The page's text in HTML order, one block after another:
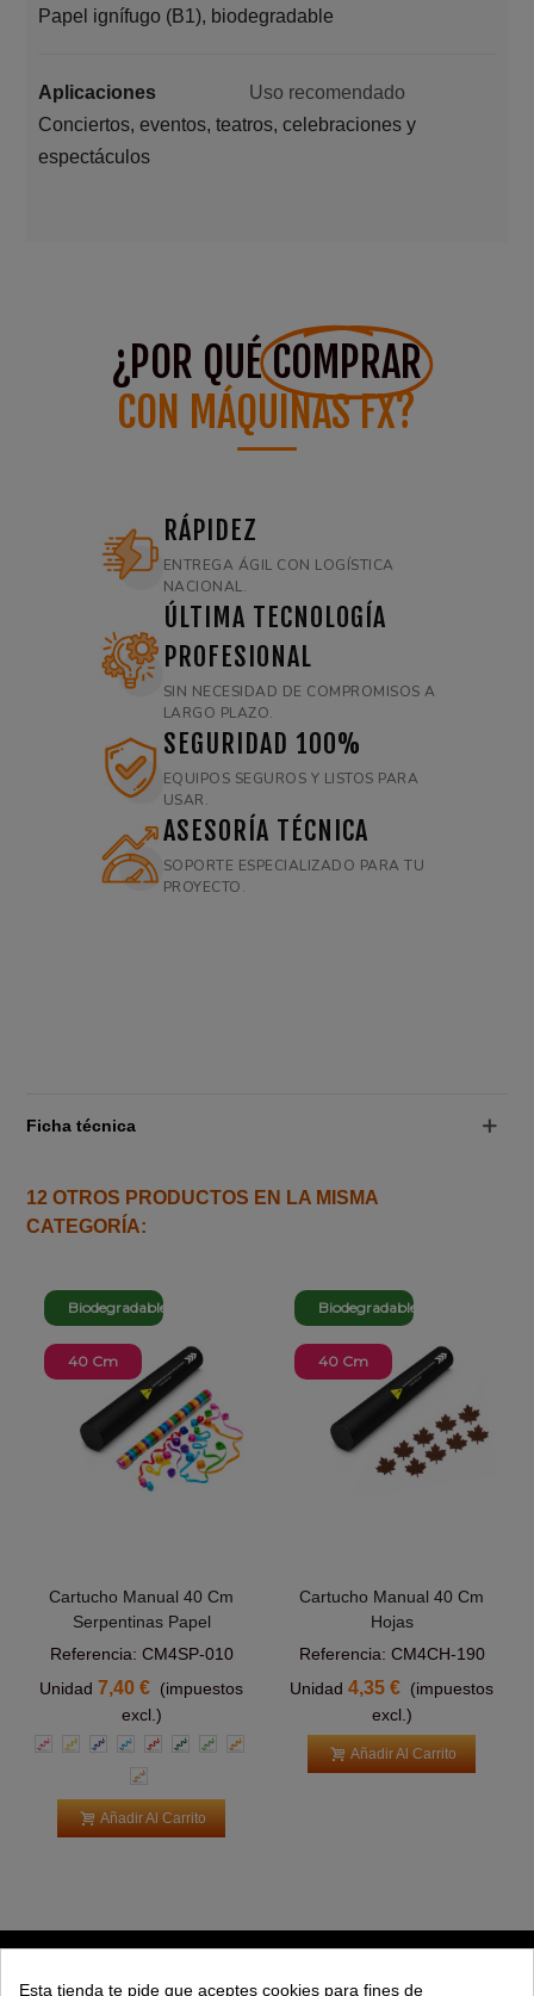
Papel ignífugo (B1), biodegradable
Aplicaciones
Uso recomendado
Conciertos, eventos, teatros, celebraciones y
espectáculos
¿POR QUÉCOMPRAR
CON MÁQUINAS FX?
RÁPIDEZ
ENTREGA ÁGIL CON LOGÍSTICA
NACIONAL.
ÚLTIMA TECNOLOGÍA
PROFESIONAL
SIN NECESIDAD DE COMPROMISOS A
LARGO PLAZO.
SEGURIDAD 100%
EQUIPOS SEGUROS Y LISTOS PARA
USAR.
ASESORÍA TÉCNICA
SOPORTE ESPECIALIZADO PARA TU
PROYECTO.
Ficha técnica
12 OTROS PRODUCTOS EN LA MISMA
CATEGORÍA:
Biodegradable
40 Cm
Cartucho Manual 40 Cm
Serpentinas Papel
Referencia: CM4SP-010
Unidad7,40 € (impuestos
excl.)
RosaAmarillas
AzulAzulRojaVerdeVerdeNaranja
Multicolor
Añadir Al Carrito
Biodegradable
40 Cm
Cartucho Manual 40 Cm
Hojas
Referencia: CM4CH-190
Unidad4,35 € (impuestos
excl.)
Añadir Al Carrito
Esta tienda te pide que aceptes cookies para fines de